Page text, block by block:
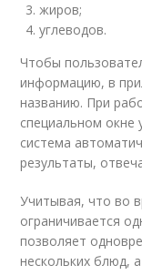
жиров;
углеводов.
Чтобы
информацию, в
названию. При
специальном окне
система
результаты,
Учитывая, что во
ограничивается
позволяет
нескольких блюд,